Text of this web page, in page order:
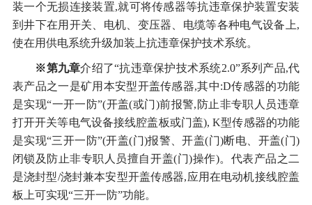
装一个无损连接装置,就可将传感器等抗违章保护装置安装
到井下在用开关、电机、变压器、电缆等各种电气设备上,
使在用供电系统升级加装上抗违章保护技术系统。
※第九章介绍了“抗违章保护技术系统2.0”系列产品,代
表产品之一是矿用本安型开盖传感器,其中:D传感器的功能
是实现“一开一防”(开盖(或门)前报警,防止非专职人员违章
打开开关等电气设备接线腔盖板或门盖), K型传感器的功能
是实现“三开一防”(开盖(门)报警、开盖(门)断电、开盖(门)
闭锁及防止非专职人员擅自开盖(门)操作)。代表产品之二
是浇封型/浇封兼本安型开盖传感器,应用在电动机接线腔盖
板上可实现“三开一防”功能。